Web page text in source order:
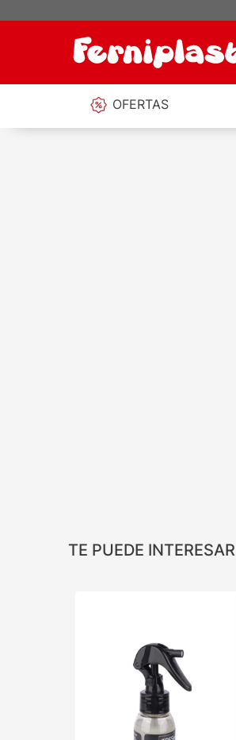
OFERTAS
TE PUEDE INTERESAR